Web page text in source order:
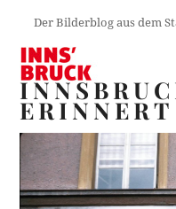
Der Bilderblog aus dem